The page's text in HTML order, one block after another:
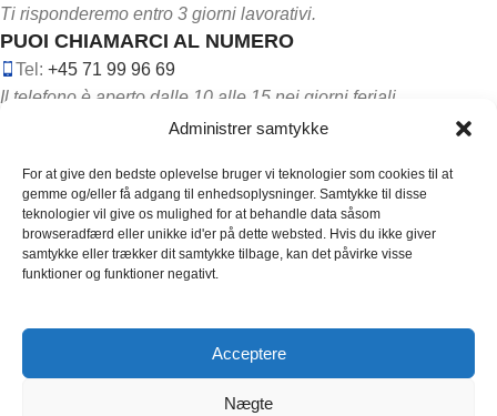
Administrer samtykke
For at give den bedste oplevelse bruger vi teknologier som cookies til at
gemme og/eller få adgang til enhedsoplysninger. Samtykke til disse
teknologier vil give os mulighed for at behandle data såsom
browseradfærd eller unikke id'er på dette websted. Hvis du ikke giver
samtykke eller trækker dit samtykke tilbage, kan det påvirke visse
funktioner og funktioner negativt.
Acceptere
Nægte
Ti risponderemo entro 3 giorni lavorativi.
PUOI CHIAMARCI AL NUMERO
Tel: +45 71 99 96 69
Il telefono è aperto dalle 10 alle 15 nei giorni feriali.
SEGUICI SUI SOCIAL MEDIA:
Designet afCoder Embassy